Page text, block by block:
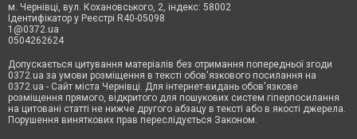
м. Чернівці, вул. Кохановського, 2, індекс: 58002
Ідентифікатор у Реєстрі R40-05098
1@0372.ua
0504262624
Допускається цитування матеріалів без отримання попередньої згоди
0372.ua за умови розміщення в тексті обов'язкового посилання на
0372.ua - Сайт міста Чернівці. Для інтернет-видань обов'язкове
розміщення прямого, відкритого для пошукових систем гіперпосилання
на цитовані статті не нижче другого абзацу в тексті або в якості джерела.
Порушення виняткових прав переслідується Законом.